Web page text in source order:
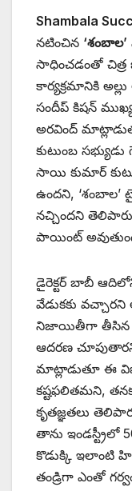
Shambala
నటించిన ‘శంబాల’
సాధించడంతో చిత్ర
కార్యక్రమానికి
సందీప్ కిషన్
అరవింద్
కుటుంబ
సాయి కుమార్
ఉందని,
నచ్చిందని
పాయింట్
డైరెక్టర్ బాబీ
వేడుకకు
నిజాయితీగా తీసిన
ఆదరణ
మాట్లాడుతూ ఈ
కష్టఫలితమని,
కృతజ్ఞతలు
తాను ఇండస్ట్రీలో
కొడుక్కి ఇలాంటి
తండ్రిగా ఎంతో